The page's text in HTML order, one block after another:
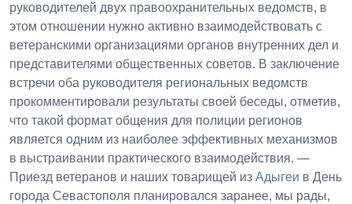
руководителей двух правоохранительных ведомств, в
этом отношении нужно активно взаимодействовать с
ветеранскими организациями органов внутренних дел и
представителями общественных советов. В заключение
встречи оба руководителя региональных ведомств
прокомментировали результаты своей беседы, отметив,
что такой формат общения для полиции регионов
является одним из наиболее эффективных механизмов
в выстраивании практического взаимодействия. —
Приезд ветеранов и наших товарищей из Адыгеи в День
города Севастополя планировался заранее, мы рады,